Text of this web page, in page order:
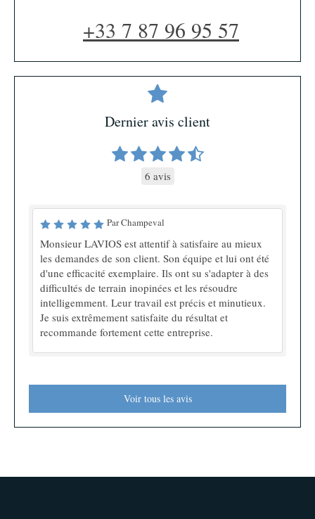
+33 7 87 96 95 57
Dernier avis client
6 avis
Par Champeval
Monsieur LAVIOS est attentif à satisfaire au mieux
les demandes de son client. Son équipe et lui ont été
d'une efficacité exemplaire. Ils ont su s'adapter à des
difficultés de terrain inopinées et les résoudre
intelligemment. Leur travail est précis et minutieux.
Je suis extrêmement satisfaite du résultat et
recommande fortement cette entreprise.
Voir tous les avis